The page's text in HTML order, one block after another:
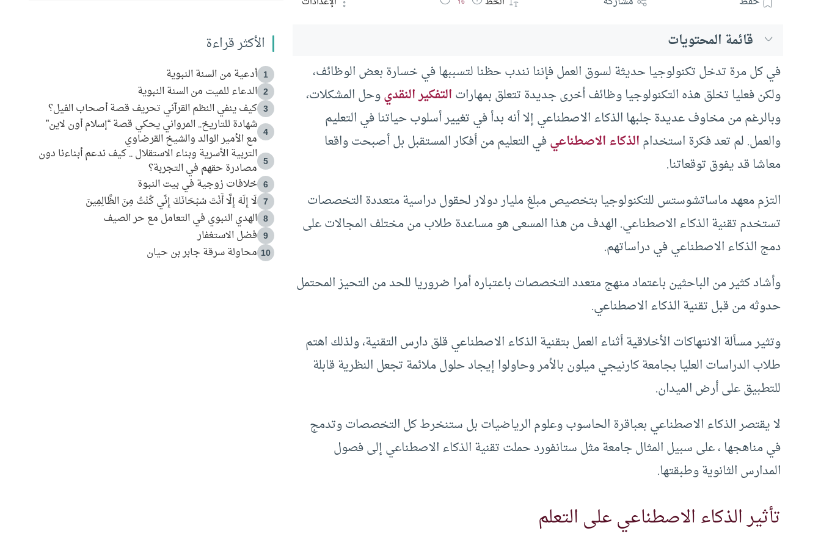
قائمة المحتويات
في كل مرة تدخل تكنولوجيا حديثة لسوق العمل فإننا نندب حظنا لتسببها في خسارة بعض الوظائف،
ولكن فعليا تخلق هذه التكنولوجيا وظائف أخرى جديدة تتعلق بمهاراتالتفكير النقديوحل المشكلات،
وبالرغم من مخاوف عديدة جلبها الذكاء الاصطناعي إلا أنه بدأ في تغيير أسلوب حياتنا في التعليم
والعمل. لم تعد فكرة استخدامالذكاء الاصطناعيفي التعليم من أفكار المستقبل بل أصبحت واقعا
معاشا قد يفوق توقعاتنا.
التزم معهد ماساتشوستس للتكنولوجيا بتخصيص مبلغ مليار دولار لحقول دراسية متعددة التخصصات
تستخدم تقنية الذكاء الاصطناعي. الهدف من هذا المسعى هو مساعدة طلاب من مختلف المجالات على
دمج الذكاء الاصطناعي في دراساتهم.
وأشاد كثير من الباحثين باعتماد منهج متعدد التخصصات باعتباره أمرا ضروريا للحد من التحيز المحتمل
حدوثه من قبل تقنية الذكاء الاصطناعي.
وتثير مسألة الانتهاكات الأخلاقية أثناء العمل بتقنية الذكاء الاصطناعي قلق دارس التقنية، ولذلك اهتم
طلاب الدراسات العليا بجامعة كارنيجي ميلون بالأمر وحاولوا إيجاد حلول ملائمة تجعل النظرية قابلة
للتطبيق على أرض الميدان.
لا يقتصر الذكاء الاصطناعي بعباقرة الحاسوب وعلوم الرياضيات بل ستنخرط كل التخصصات وتدمج
في مناهجها ، على سبيل المثال جامعة مثل ستانفورد حملت تقنية الذكاء الاصطناعي إلى فصول
المدارس الثانوية وطبقتها.
تأثير الذكاء الاصطناعي على التعلم
الأكثر قراءة
1 أدعية من السنة النبوية
2 الدعاء للميت من السنة النبوية
3 كيف ينفي النظم القرآني تحريف قصة أصحاب الفيل؟
4
شهادة للتاريخ.. المرواني يحكي قصة “إسلام أون لاين”
مع الأمير الوالد والشيخ القرضاوي
5
التربية الأسرية وبناء الاستقلال .. كيف ندعم أبناءنا دون
مصادرة حقهم في التجربة؟
6 خلافات زوجية في بيت النبوة
7 لَا إِلَهَ إِلَّا أَنْتَ سُبْحَانَكَ إِنِّي كُنْتُ مِنَ الظَّالِمِينَ
8 الهدي النبوي في التعامل مع حر الصيف
9 فضل الاستغفار
10 محاولة سرقة جابر بن حيان